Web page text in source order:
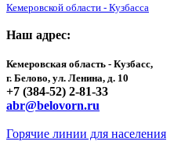
Кемеровской области - Кузбасса
Наш адрес:
Кемеровская область - Кузбасс,
г. Белово, ул. Ленина, д. 10
+7 (384-52) 2-81-33
abr@belovorn.ru
Горячие линии для населения